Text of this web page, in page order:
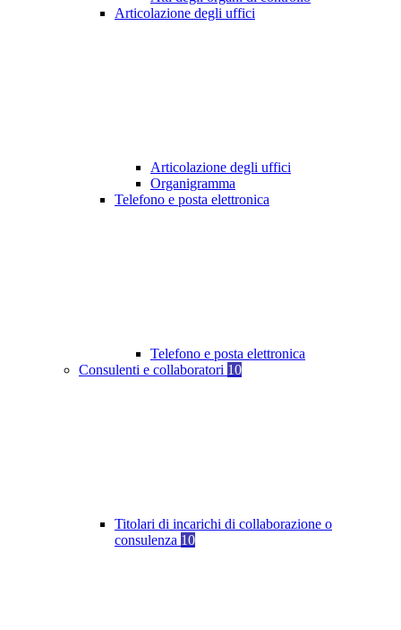
Articolazione degli uffici
Articolazione degli uffici
Organigramma
Telefono e posta elettronica
Telefono e posta elettronica
Consulenti e collaboratori 10
Titolari di incarichi di collaborazione o
consulenza 10